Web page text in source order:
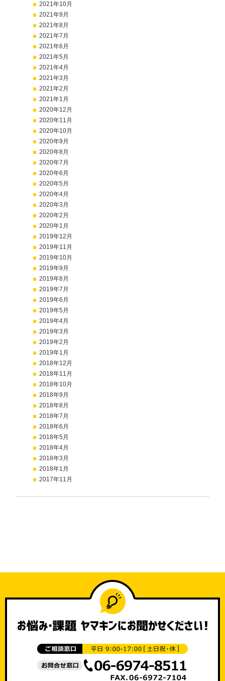
2021年10月
2021年9月
2021年8月
2021年7月
2021年6月
2021年5月
2021年4月
2021年3月
2021年2月
2021年1月
2020年12月
2020年11月
2020年10月
2020年9月
2020年8月
2020年7月
2020年6月
2020年5月
2020年4月
2020年3月
2020年2月
2020年1月
2019年12月
2019年11月
2019年10月
2019年9月
2019年8月
2019年7月
2019年6月
2019年5月
2019年4月
2019年3月
2019年2月
2019年1月
2018年12月
2018年11月
2018年10月
2018年9月
2018年8月
2018年7月
2018年6月
2018年5月
2018年4月
2018年3月
2018年1月
2017年11月